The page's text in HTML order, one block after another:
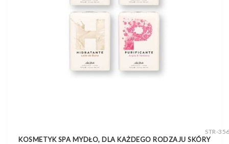
STR-
KOSMETYK SPA MYDŁO, DLA KAŻDEGO RODZAJU SKÓRY